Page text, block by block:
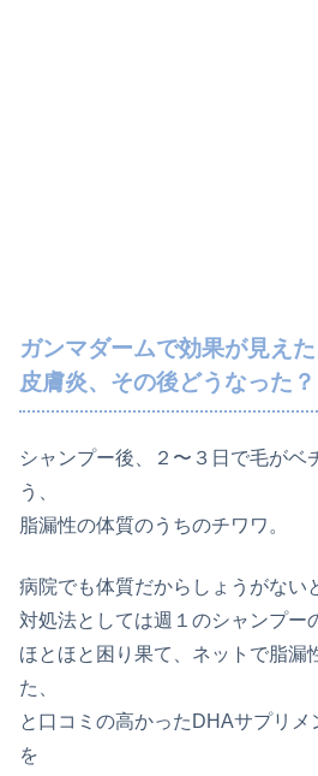
ガンマダームで効果が見え
皮膚炎、その後どうなった？
シャンプー後、２〜３日で毛がベ
う、
脂漏性の体質のうちのチワワ。
病院でも体質だからしょうがない
対処法としては週１のシャンプー
ほとほと困り果て、ネットで脂漏
た、
と口コミの高かったDHAサプリメ
を